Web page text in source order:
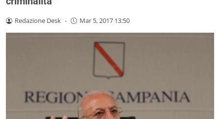
Redazione Desk - Mar 5, 2017 13:50